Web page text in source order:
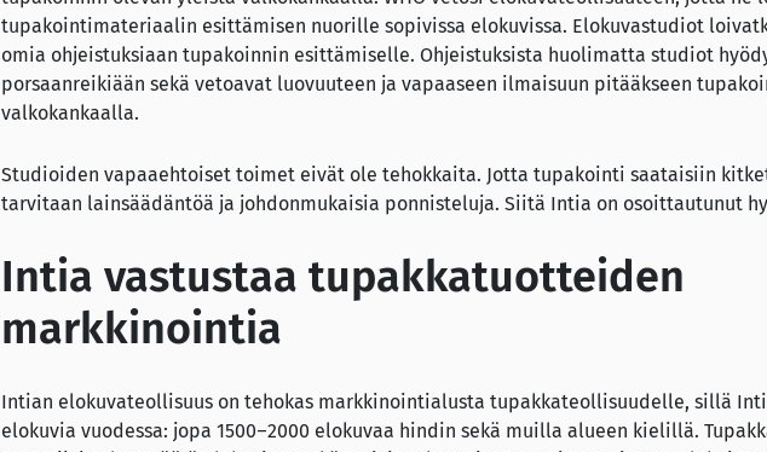
tupakointimateriaalin esittämisen nuorille sopivissa elokuvissa. Elokuvastudiot
omia ohjeistuksiaan tupakoinnin esittämiselle. Ohjeistuksista huolimatta studiot
porsaanreikiään sekä vetoavat luovuuteen ja vapaaseen ilmaisuun pitääkseen
valkokankaalla.
Studioiden vapaaehtoiset toimet eivät ole tehokkaita. Jotta tupakointi saataisiin
tarvitaan lainsäädäntöä ja johdonmukaisia ponnisteluja. Siitä Intia on osoittautunut
Intia vastustaa tupakkatuotteiden
markkinointia
Intian elokuvateollisuus on tehokas markkinointialusta tupakkateollisuudelle, sillä
elokuvia vuodessa: jopa 1500–2000 elokuvaa hindin sekä muilla alueen kielillä.